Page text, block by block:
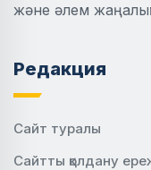
және әлем
Редакция
Сайт туралы
Сайтты қолдану